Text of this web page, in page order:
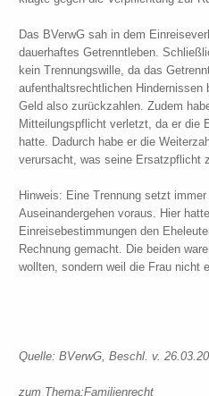
Das BVerwG sah in dem
dauerhaftes Getrenntleben.
kein Trennungswille, da das
aufenthaltsrechtlichen Hindernissen
Geld also zurückzahlen. Zudem
Mitteilungspflicht verletzt, da er die
hatte. Dadurch habe er die
verursacht, was seine Ersatzpflicht
Hinweis: Eine Trennung setzt
Auseinandergehen voraus. Hier
Einreisebestimmungen den
Rechnung gemacht. Die beiden
wollten, sondern weil die Frau nicht
Quelle: BVerwG, Beschl. v.
zum Thema:Familienrecht